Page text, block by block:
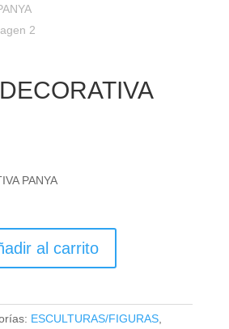
PANYA
al carrito
ESCULTURAS/FIGURAS,